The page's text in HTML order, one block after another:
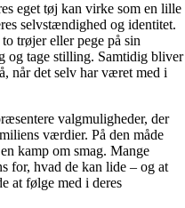
eget tøj kan virke som en lille
selvstændighed og identitet.
trøjer eller pege på sin
og tage stilling. Samtidig bliver
når det selv har været med i
valgmuligheder, der
værdier. På den måde
kamp om smag. Mange
for, hvad de kan lide – og at
at følge med i deres